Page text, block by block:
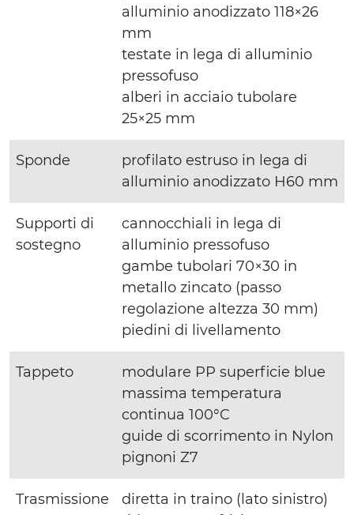
alluminio anodizzato 118×26
mm
testate in lega di alluminio
pressofuso
alberi in acciaio tubolare
25×25 mm
Sponde
profilato estruso in lega di
alluminio anodizzato H60 mm
Supporti di
sostegno
cannocchiali in lega di
alluminio pressofuso
gambe tubolari 70×30 in
metallo zincato (passo
regolazione altezza 30 mm)
piedini di livellamento
Tappeto
modulare PP superficie blue
massima temperatura
continua 100°C
guide di scorrimento in Nylon
pignoni Z7
Trasmissione
diretta in traino (lato sinistro)